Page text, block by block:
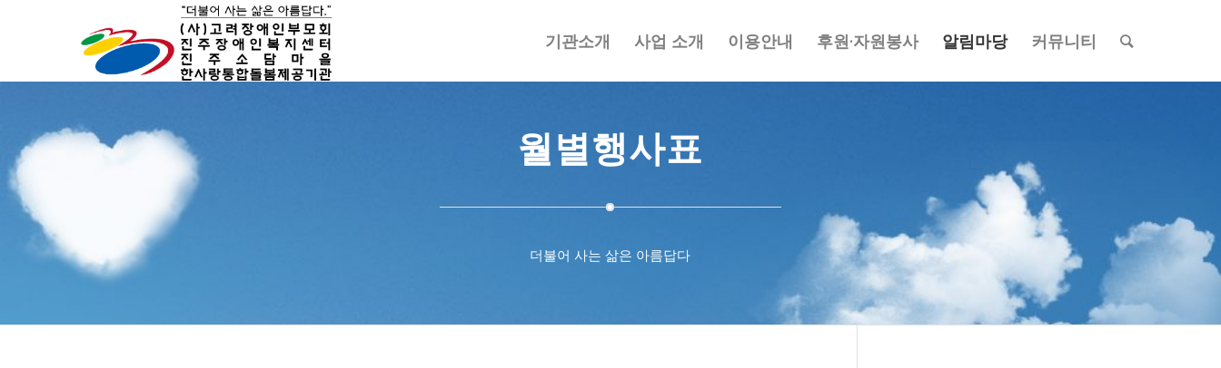
기관소개 사업 소개 이용안내 후원·자원봉사 알림마당 커뮤니티
월별행사표
더불어 사는 삶은 아름답다